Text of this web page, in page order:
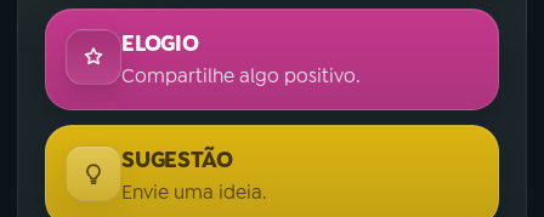
ELOGIO
Compartilhe algo positivo.
SUGESTÃO
Envie uma ideia.